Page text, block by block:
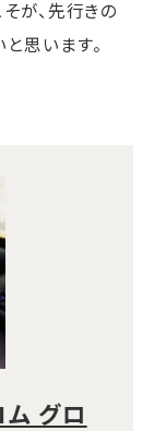
が、先行きの
思います。
ム グロ